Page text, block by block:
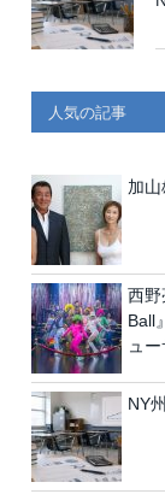
人気の記事
加
西野
Ball
ュ
NY